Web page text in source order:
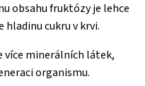
obsahu fruktózy je lehce
cukru v krvi.
více minerálních látek,
organismu.